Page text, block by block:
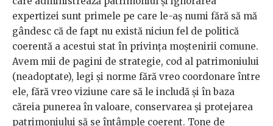
expertizei sunt primele pe care le-aș numi fără să mă
gândesc că de fapt nu există niciun fel de politică
coerentă a acestui stat în privința moștenirii comune.
Avem mii de pagini de strategie, cod al patrimoniului
(neadoptate), legi și norme fără vreo coordonare între
ele, fără vreo viziune care să le includă și în baza
căreia punerea în valoare, conservarea și protejarea
patrimoniului să se întâmple coerent. Tone de